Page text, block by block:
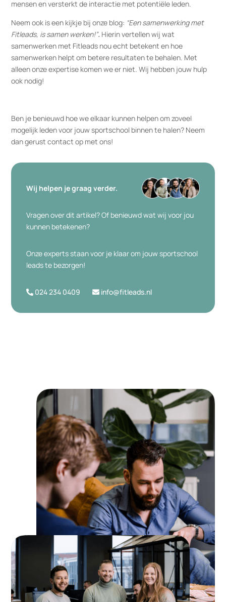
mensen en versterkt de interactie met potentiële leden.
Neem ook is een kijkje bij onze blog: “Een samenwerking met
Fitleads, is samen werken!”. Hierin vertellen wij wat
samenwerken met Fitleads nou echt betekent en hoe
samenwerken helpt om betere resultaten te behalen. Met
alleen onze expertise komen we er niet. Wij hebben jouw hulp
ook nodig!
Ben je benieuwd hoe we elkaar kunnen helpen om zoveel
mogelijk leden voor jouw sportschool binnen te halen? Neem
dan gerust contact op met ons!
Wij helpen je graag verder.
Vragen over dit artikel? Of benieuwd wat wij voor jou
kunnen betekenen?
Onze experts staan voor je klaar om jouw sportschool
leads te bezorgen!
024 234 0409 info@fitleads.nl